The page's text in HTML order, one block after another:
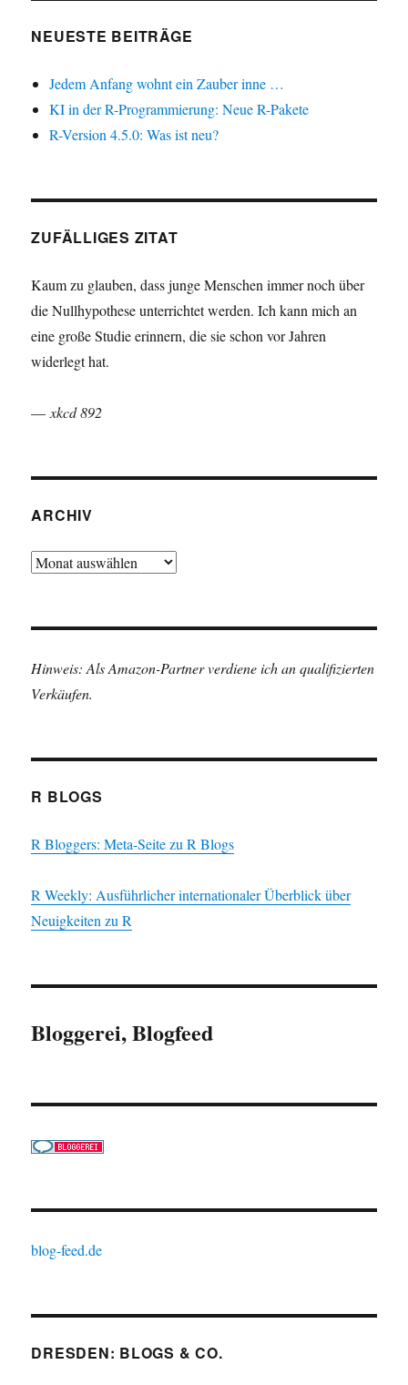
NEUESTE BEITRÄGE
Jedem Anfang wohnt ein Zauber inne …
KI in der R-Programmierung: Neue R-Pakete
R-Version 4.5.0: Was ist neu?
ZUFÄLLIGES ZITAT
Kaum zu glauben, dass junge Menschen immer noch über
die Nullhypothese unterrichtet werden. Ich kann mich an
eine große Studie erinnern, die sie schon vor Jahren
widerlegt hat.
— xkcd 892
ARCHIV
Archiv
Hinweis: Als Amazon-Partner verdiene ich an qualifizierten
Verkäufen.
R BLOGS
R Bloggers: Meta-Seite zu R Blogs
R Weekly: Ausführlicher internationaler Überblick über
Neuigkeiten zu R
Bloggerei, Blogfeed
blog-feed.de
DRESDEN: BLOGS & CO.